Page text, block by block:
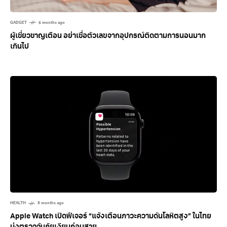
GADGET 6 months ago
ผู้เชี่ยวชาญเตือน อย่าเชื่อตัวเลขจากอุปกรณ์ติดตามการนอนมาก
เกินไป
HEALTH 8 months ago
Apple Watch เปิดฟีเจอร์ “แจ้งเตือนภาวะความดันโลหิตสูง” ในไทย